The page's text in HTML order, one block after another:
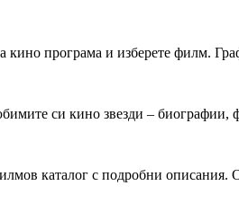
кино програма и изберете филм.
си кино звезди –
каталог с подробни